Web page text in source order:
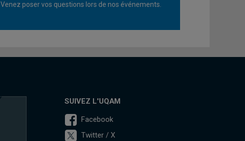
Venez poser vos questions lors de nos événements.
SUIVEZ L'UQAM
Facebook
Twitter / X